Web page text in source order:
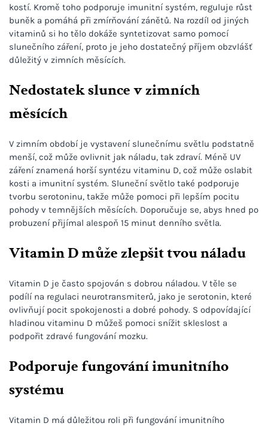
kostí. Kromě toho podporuje imunitní systém, reguluje růst
buněk a pomáhá při zmírňování zánětů. Na rozdíl od jiných
vitaminů si ho tělo dokáže syntetizovat samo pomocí
slunečního záření, proto je jeho dostatečný příjem obzvlášť
důležitý v zimních měsících.
Nedostatek slunce v zimních
měsících
V zimním období je vystavení slunečnímu světlu podstatně
menší, což může ovlivnit jak náladu, tak zdraví. Méně UV
záření znamená horší syntézu vitaminu D, což může oslabit
kosti a imunitní systém. Sluneční světlo také podporuje
tvorbu serotoninu, takže může pomoci při lepším pocitu
pohody v temnějších měsících. Doporučuje se, abys hned po
probuzení přijímal alespoň 15 minut denního světla.
Vitamin D může zlepšit tvou náladu
Vitamin D je často spojován s dobrou náladou. V těle se
podílí na regulaci neurotransmiterů, jako je serotonin, které
ovlivňují pocit spokojenosti a dobré pohody. S odpovídající
hladinou vitaminu D můžeš pomoci snížit skleslost a
podpořit zdravé fungování mozku.
Podporuje fungování imunitního
systému
Vitamin D má důležitou roli při fungování imunitního